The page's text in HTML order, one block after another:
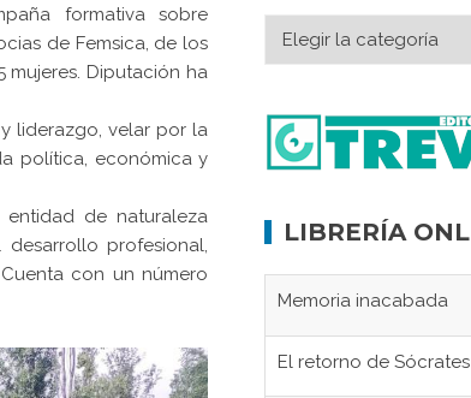
formativa sobre
de Femsica, de los
Diputación ha
liderazgo, velar por la
política, económica y
de naturaleza
profesional,
con un número
LIBRERÍA
Memoria inacabada
El retorno de Sócrates